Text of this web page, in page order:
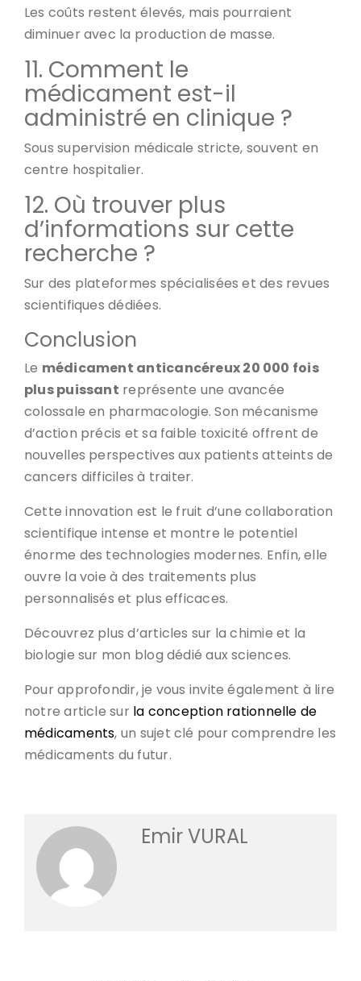
Les coûts restent élevés, mais pourraient
diminuer avec la production de masse.
11. Comment le
médicament est-il
administré en clinique ?
Sous supervision médicale stricte, souvent en
centre hospitalier.
12. Où trouver plus
d’informations sur cette
recherche ?
Sur des plateformes spécialisées et des revues
scientifiques dédiées.
Conclusion
Le médicament anticancéreux 20 000 fois
plus puissant représente une avancée
colossale en pharmacologie. Son mécanisme
d’action précis et sa faible toxicité offrent de
nouvelles perspectives aux patients atteints de
cancers difficiles à traiter.
Cette innovation est le fruit d’une collaboration
scientifique intense et montre le potentiel
énorme des technologies modernes. Enfin, elle
ouvre la voie à des traitements plus
personnalisés et plus efficaces.
Découvrez plus d’articles sur la chimie et la
biologie sur mon blog dédié aux sciences.
Pour approfondir, je vous invite également à lire
notre article sur la conception rationnelle de
médicaments, un sujet clé pour comprendre les
médicaments du futur.
Emir VURAL